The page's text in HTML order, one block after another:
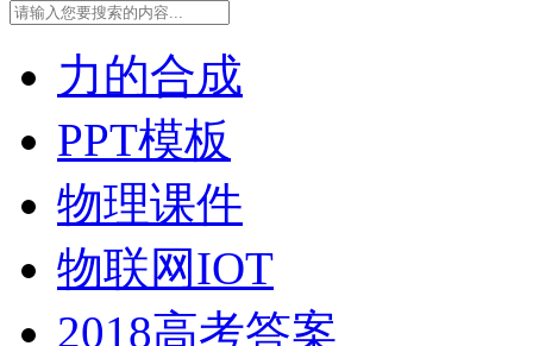
力的合成
PPT模板
物理课件
物联网IOT
2018高考答案